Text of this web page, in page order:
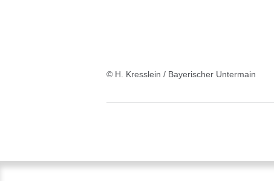
© H. Kresslein / Bayerischer Untermain